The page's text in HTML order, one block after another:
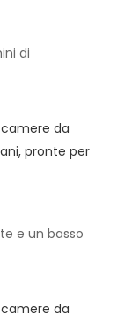
di
e un basso